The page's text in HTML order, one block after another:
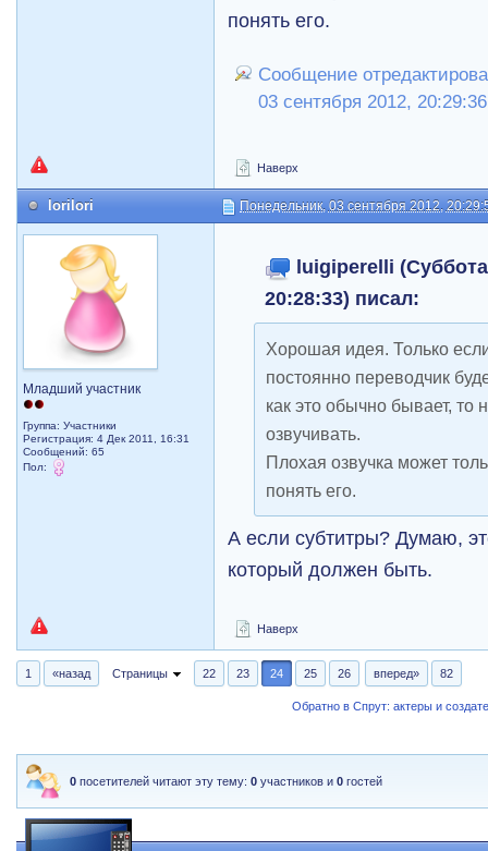
понять его.
Сообщение
03 сентября 2012, 20:29:36
Наверх
lorilori Понедельник, 03 сентября 2012,
Младший участник
Группа: Участники
Регистрация: 4 Дек 2011, 16:31
Сообщений: 65
Пол:
luigiperelli
20:28:33) писал:
Хорошая идея. Только
постоянно переводчик
как это обычно бывает, то
озвучивать.
Плохая озвучка может
понять его.
А если субтитры? Думаю,
который должен быть.
Наверх
1 «назад Страницы 22 23 24 25 26 вперед» 82
Обратно в Спрут: актеры и
0 посетителей читают эту тему:0 участников и0 гостей